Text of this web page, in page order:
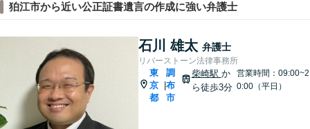
狛江市から近い公正証書遺言の作成に強い弁護士
石川 雄太 弁護士
リバーストーン法律事務所
東
京
都
調
布
市
柴崎駅 か
ら徒歩3分
営業時間：09:00~2
0:00（平日）